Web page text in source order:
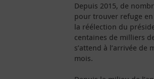
Depuis 2015, de
pour trouver refuge en
la réélection du
centaines de milliers
s’attend à l’arrivée
mois.